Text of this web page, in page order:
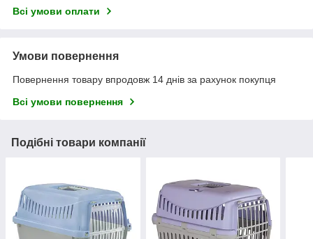
Всі умови оплати
Умови повернення
Повернення товару впродовж 14 днів за рахунок покупця
Всі умови повернення
Подібні товари компанії